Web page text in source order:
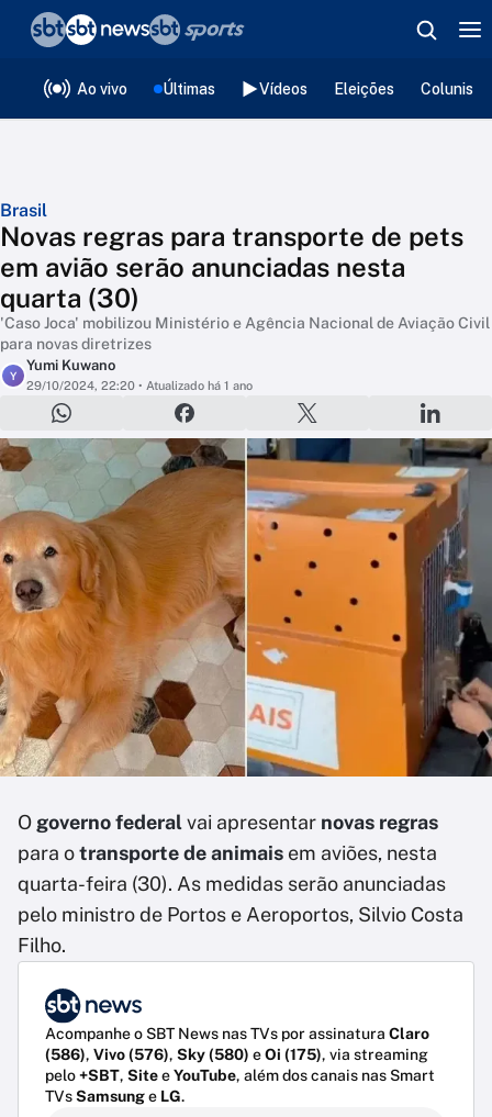
Ao vivo Últimas Vídeos Eleições
Brasil
Novas regras para transporte de pets
em avião serão anunciadas nesta
quarta (30)
'Caso Joca' mobilizou Ministério e Agência Nacional de Aviação Civil
para novas diretrizes
Y
Yumi Kuwano
29/10/2024, 22:20 • Atualizado há 1 ano
O governo federalvai apresentar novas regras
para otransporte de animais em aviões, nesta
quarta-feira (30). As medidas serão anunciadas
pelo ministro de Portos e Aeroportos, Silvio Costa
Filho.
Acompanhe o SBT News nas TVs por assinatura Claro
(586), Vivo (576), Sky (580) eOi (175), via streaming
pelo+SBT, SiteeYouTube, além dos canais nas Smart
TVsSamsunge LG.
❮voltar
Editorias